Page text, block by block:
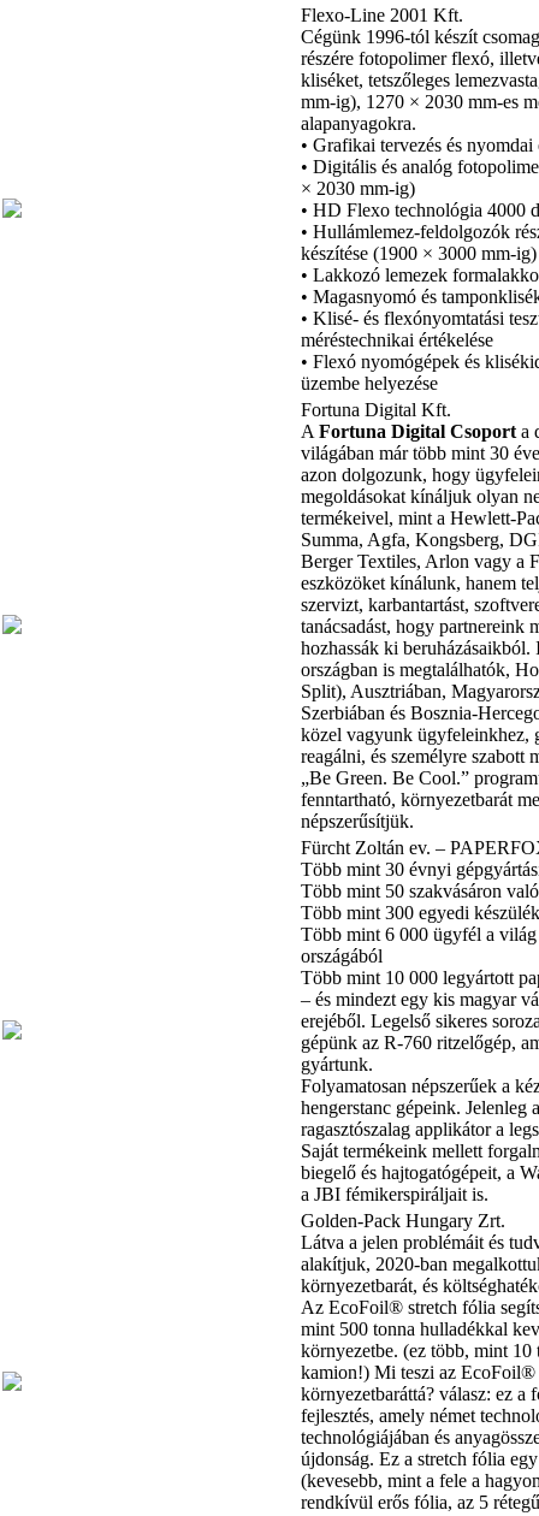
Flexo-Line 2001 Kft.
Cégünk 1996-tól készít
részére fotopolimer flexó,
kliséket, tetszőleges
mm-ig), 1270 × 2030 mm-es
alapanyagokra.
• Grafikai tervezés és nyomdai
• Digitális és analóg
× 2030 mm-ig)
• HD Flexo technológia 4000
• Hullámlemez-feldolgozók
készítése (1900 × 3000 mm-ig)
• Lakkozó lemezek
• Magasnyomó és
• Klisé- és flexónyomtatási
méréstechnikai értékelése
• Flexó nyomógépek és
üzembe helyezése
Fortuna Digital Kft.
AFortuna Digital Csoport a
világában már több mint 30
azon dolgozunk, hogy
megoldásokat kínáljuk olyan
termékeivel, mint a Hewlett-
Summa, Agfa, Kongsberg,
Berger Textiles, Arlon vagy a
eszközöket kínálunk, hanem
szervizt, karbantartást,
tanácsadást, hogy partnereink
hozhassák ki
országban is megtalálhatók,
Split), Ausztriában,
Szerbiában és Bosznia-
közel vagyunk ügyfeleinkhez,
reagálni, és személyre szabott
„Be Green. Be Cool.”
fenntartható, környezetbarát
népszerűsítjük.
Fürcht Zoltán ev. –
Több mint 30 évnyi
Több mint 50 szakvásáron
Több mint 300 egyedi
Több mint 6 000 ügyfél a
országából
Több mint 10 000 legyártott
– és mindezt egy kis magyar
erejéből. Legelső sikeres
gépünk az R-760 ritzelőgép,
gyártunk.
Folyamatosan népszerűek a
hengerstanc gépeink. Jelenleg
ragasztószalag applikátor a
Saját termékeink mellett
biegelő és hajtogatógépeit, a
a JBI fémikerspiráljait is.
Golden-Pack Hungary Zrt.
Látva a jelen problémáit és
alakítjuk, 2020-ban
környezetbarát, és
Az EcoFoil® stretch fólia
mint 500 tonna hulladékkal
környezetbe. (ez több, mint 10
kamion!) Mi teszi az EcoFoil®
környezetbaráttá? válasz: ez a
fejlesztés, amely német
technológiájában és
újdonság. Ez a stretch fólia
(kevesebb, mint a fele a
rendkívül erős fólia, az 5